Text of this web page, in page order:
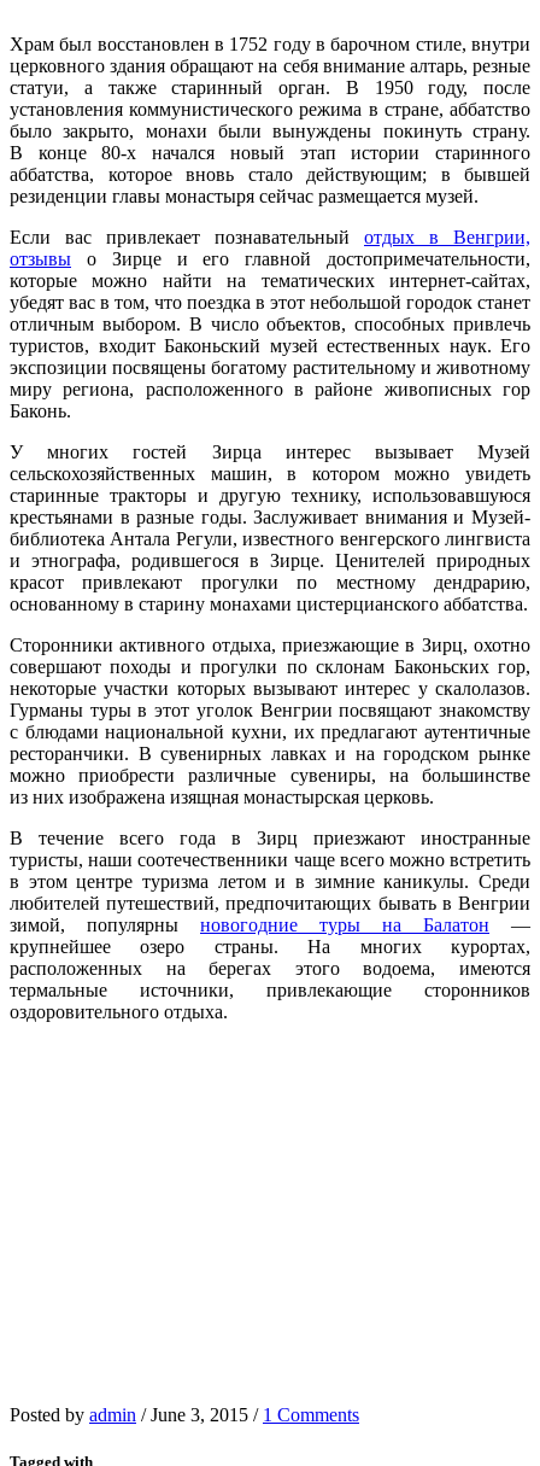
Храм был восстановлен в 1752 году в барочном стиле, внутри
церковного здания обращают на себя внимание алтарь, резные
статуи, а также старинный орган. В 1950 году, после
установления коммунистического режима в стране, аббатство
было закрыто, монахи были вынуждены покинуть страну.
В конце 80-х начался новый этап истории старинного
аббатства, которое вновь стало действующим; в бывшей
резиденции главы монастыря сейчас размещается музей.
Если вас привлекает познавательный отдых в Венгрии,
отзывы о Зирце и его главной достопримечательности,
которые можно найти на тематических интернет-сайтах,
убедят вас в том, что поездка в этот небольшой городок станет
отличным выбором. В число объектов, способных привлечь
туристов, входит Баконьский музей естественных наук. Его
экспозиции посвящены богатому растительному и животному
миру региона, расположенного в районе живописных гор
Баконь.
У многих гостей Зирца интерес вызывает Музей
сельскохозяйственных машин, в котором можно увидеть
старинные тракторы и другую технику, использовавшуюся
крестьянами в разные годы. Заслуживает внимания и Музей-
библиотека Антала Регули, известного венгерского лингвиста
и этнографа, родившегося в Зирце. Ценителей природных
красот привлекают прогулки по местному дендрарию,
основанному в старину монахами цистерцианского аббатства.
Сторонники активного отдыха, приезжающие в Зирц, охотно
совершают походы и прогулки по склонам Баконьских гор,
некоторые участки которых вызывают интерес у скалолазов.
Гурманы туры в этот уголок Венгрии посвящают знакомству
с блюдами национальной кухни, их предлагают аутентичные
ресторанчики. В сувенирных лавках и на городском рынке
можно приобрести различные сувениры, на большинстве
из них изображена изящная монастырская церковь.
В течение всего года в Зирц приезжают иностранные
туристы, наши соотечественники чаще всего можно встретить
в этом центре туризма летом и в зимние каникулы. Среди
любителей путешествий, предпочитающих бывать в Венгрии
зимой, популярны новогодние туры на Балатон —
крупнейшее озеро страны. На многих курортах,
расположенных на берегах этого водоема, имеются
термальные источники, привлекающие сторонников
оздоровительного отдыха.
Posted by admin / June 3, 2015 / 1 Comments
Tagged with